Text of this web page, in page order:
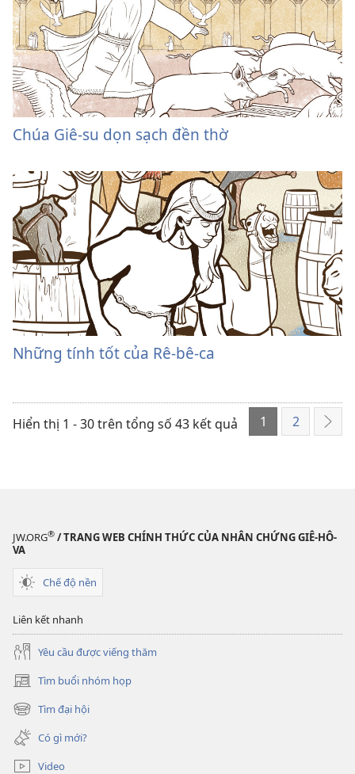
Chúa Giê-su dọn sạch đền thờ
Những tính tốt của Rê-bê-ca
Hiển thị 1 - 30 trên tổng số 43 kết quả 1 2
Tiếp
JW.ORG® / TRANG WEB CHÍNH THỨC CỦA NHÂN CHỨNG GIÊ-HÔ-
VA
Chế độ nền
Liên kết nhanh
Yêu cầu được viếng thăm
Tìm buổi nhóm họp
(mở
cửa
sổ
mới)
Tìm đại hội
(mở
cửa
sổ
mới)
Có gì mới?
Video